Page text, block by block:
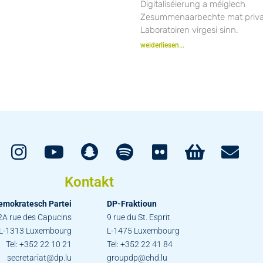
Digitaliséierung a méiglech
Zesummenaarbechte mat
Laboratoiren virgesi sinn.
weiderliesen...
Kontakt
Partei
rue des Capucins
1313 Luxembourg
Tel: +352 22 10 21
secretariat@dp.lu
DP-Fraktioun
9 rue du St. Esprit
L-1475 Luxembourg
Tel: +352 22 41 84
groupdp@chd.lu